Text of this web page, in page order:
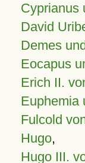
Cyprianus
David
Demes
Eocapus
Erich II.
Euphemia
Fulcold
Hugo,
Hugo III.